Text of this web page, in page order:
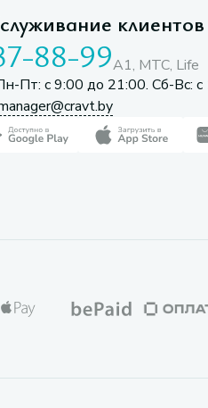
клиентов
88-99A1, МТС, Life
Пт: с 9:00 до 21:00. Сб-Вс: